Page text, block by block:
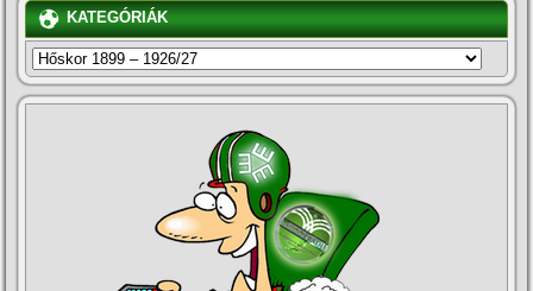
KATEGÓRIÁK
KATEGÓRIÁK